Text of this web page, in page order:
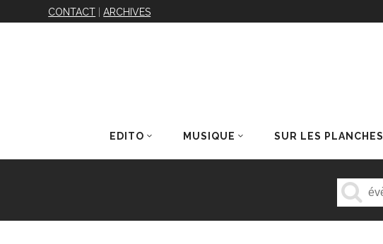
CONTACT |ARCHIVES
EDITO MUSIQUE SUR LES PLANCHES